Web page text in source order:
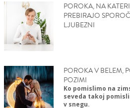
POROKA, NA
PREBIRAJO
LJUBEZNI
POROKA V BELEM,
POZIMI
Ko pomislimo na
seveda takoj
v snegu.